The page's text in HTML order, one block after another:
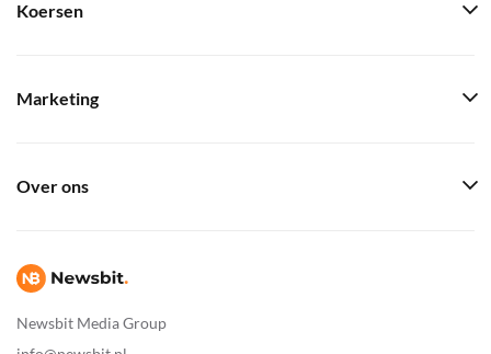
Newsbit Media Group
Koersen
Marketing
Over ons